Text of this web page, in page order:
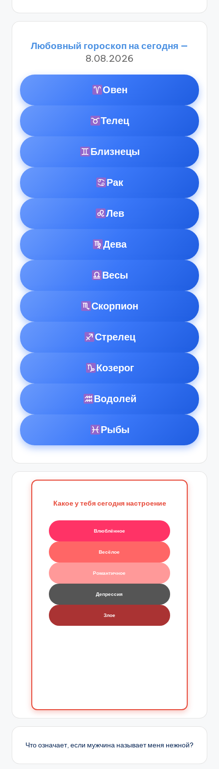
Любовный гороскоп на сегодня —
8.08.2026
Овен
Телец
Близнецы
Рак
Лев
Дева
Весы
Скорпион
Стрелец
Козерог
Водолей
Рыбы
Какое у тебя сегодня настроение
Влюблённое
Весёлое
Романтичное
Депрессия
Злое
Что означает, если мужчина называет меня нежной?